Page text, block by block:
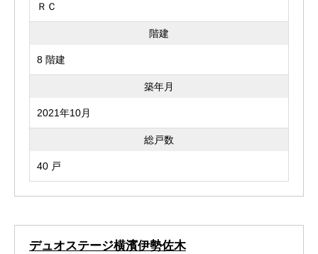
ＲＣ
階建
8 階建
築年月
2021年10月
総戸数
40 戸
デュオステージ横濱伊勢佐木